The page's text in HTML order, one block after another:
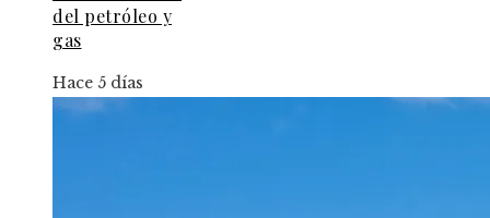
del petróleo y
gas
Hace 5 días